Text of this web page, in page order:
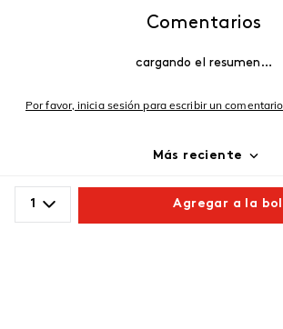
1 Agregar a la
Comentarios
cargando el resumen…
Por favor, inicia sesión para escribir un
Más reciente
Cargando comentarios…